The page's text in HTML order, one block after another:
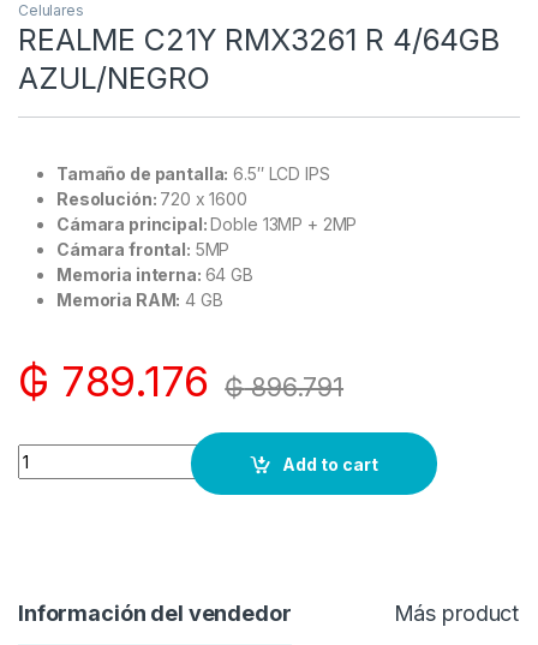
Celulares
REALME C21Y RMX3261 R 4/64GB
AZUL/NEGRO
Tamaño de pantalla: 6.5″ LCD IPS
Resolución: 720 x 1600
Cámara principal:Doble 13MP + 2MP
Cámara frontal: 5MP
Memoria interna: 64 GB
Memoria RAM: 4 GB
₲ 789.176 ₲896.791
Quantity
Add to cart
Información del vendedor Más